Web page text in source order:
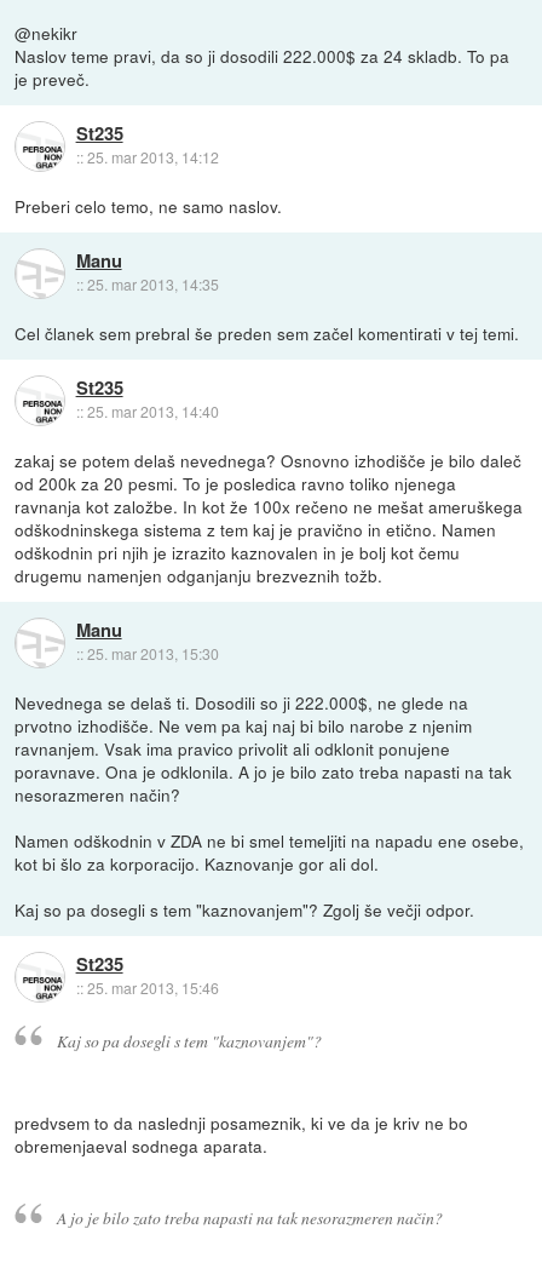
@nekikr
Naslov teme pravi, da so ji dosodili 222.000$ za 24 skladb. To pa
je preveč.
St235
::25. mar 2013, 14:12
Preberi celo temo, ne samo naslov.
Manu
::25. mar 2013, 14:35
Cel članek sem prebral še preden sem začel komentirati v tej temi.
St235
::25. mar 2013, 14:40
zakaj se potem delaš nevednega? Osnovno izhodišče je bilo daleč
od 200k za 20 pesmi. To je posledica ravno toliko njenega
ravnanja kot založbe. In kot že 100x rečeno ne mešat ameruškega
odškodninskega sistema z tem kaj je pravično in etično. Namen
odškodnin pri njih je izrazito kaznovalen in je bolj kot čemu
drugemu namenjen odganjanju brezveznih tožb.
Manu
::25. mar 2013, 15:30
Nevednega se delaš ti. Dosodili so ji 222.000$, ne glede na
prvotno izhodišče. Ne vem pa kaj naj bi bilo narobe z njenim
ravnanjem. Vsak ima pravico privolit ali odklonit ponujene
poravnave. Ona je odklonila. A jo je bilo zato treba napasti na tak
nesorazmeren način?
Namen odškodnin v ZDA ne bi smel temeljiti na napadu ene osebe,
kot bi šlo za korporacijo. Kaznovanje gor ali dol.
Kaj so pa dosegli s tem "kaznovanjem"? Zgolj še večji odpor.
St235
::25. mar 2013, 15:46
Kaj so pa dosegli s tem "kaznovanjem"?
predvsem to da naslednji posameznik, ki ve da je kriv ne bo
obremenjaeval sodnega aparata.
A jo je bilo zato treba napasti na tak nesorazmeren način?